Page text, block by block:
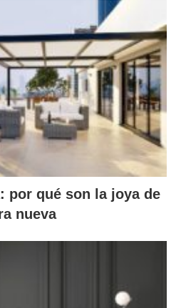
por qué son la joya de
nueva